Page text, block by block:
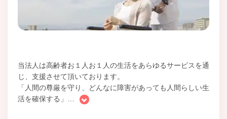
当法人は高齢者お１人お１人の生活をあらゆるサービスを通
じ、支援させて頂いております。
「人間の尊厳を守り、どんなに障害があっても人間らしい生
活を確保する」